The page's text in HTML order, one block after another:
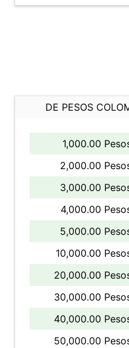
DE PESOS
1,000.00
2,000.00
3,000.00
4,000.00
5,000.00
10,000.00
20,000.00
30,000.00
40,000.00
50,000.00